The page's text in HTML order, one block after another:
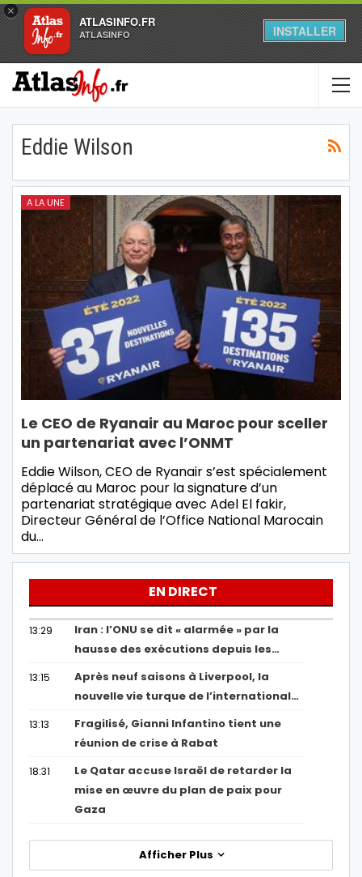
×
ATLASINFO.FR
ATLASINFO INSTALLER
Eddie Wilson
A LA UNE
Le CEO de Ryanair au Maroc pour sceller
un partenariat avec l’ONMT
Eddie Wilson, CEO de Ryanair s’est spécialement
déplacé au Maroc pour la signature d’un
partenariat stratégique avec Adel El fakir,
Directeur Général de l’Office National Marocain
du…
EN DIRECT
13:29
Iran : l’ONU se dit « alarmée » par la
hausse des exécutions depuis les…
13:15
Après neuf saisons à Liverpool, la
nouvelle vie turque de l’international…
13:13
Fragilisé, Gianni Infantino tient une
réunion de crise à Rabat
18:31
Le Qatar accuse Israël de retarder la
mise en œuvre du plan de paix pour
Gaza
Afficher Plus